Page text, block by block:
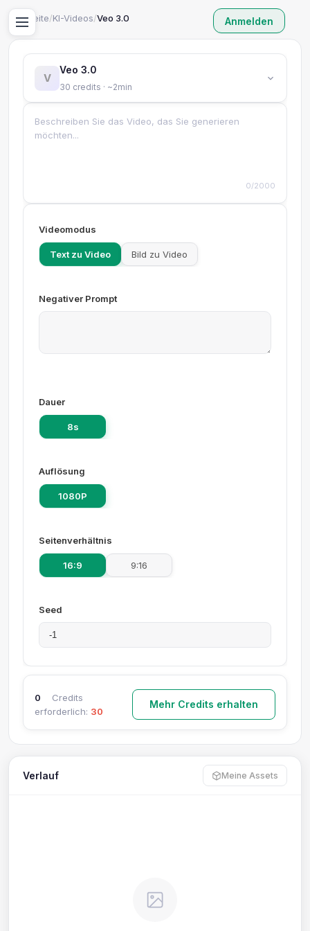
Startseite/KI-Videos/Veo 3.0
V
Veo 3.0
30 credits · ~2min
0/2000
Videomodus
Text zu Video Bild zu Video
Negativer Prompt
Dauer
8s
Auflösung
1080P
Seitenverhältnis
16:9 9:16
Seed
0
Credits
erforderlich: 30
Mehr Credits erhalten
Verlauf Meine Assets
Anmelden